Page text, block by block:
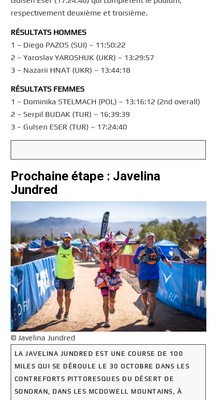
respectivement deuxième et troisième.
RÉSULTATS HOMMES
1 – Diego PAZOS (SUI) – 11:50:22
2 – Yaroslav YAROSHUK (UKR) – 13:29:57
3 – Nazarii HNAT (UKR) – 13:44:18
RÉSULTATS FEMMES
1 – Dominika STELMACH (POL) – 13:16:12 (2nd overall)
2 – Serpil BUDAK (TUR) – 16:39:39
3 – Gulsen ESER (TUR) – 17:24:40
Prochaine étape : Javelina
Jundred
© Javelina Jundred
LA JAVELINA JUNDRED EST UNE COURSE DE 100
MILES QUI SE DÉROULE LE 30 OCTOBRE DANS LES
CONTREFORTS PITTORESQUES DU DÉSERT DE
SONORAN, DANS LES MCDOWELL MOUNTAINS, À